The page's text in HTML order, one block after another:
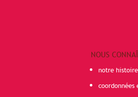
NOUS
notre
coordonnées